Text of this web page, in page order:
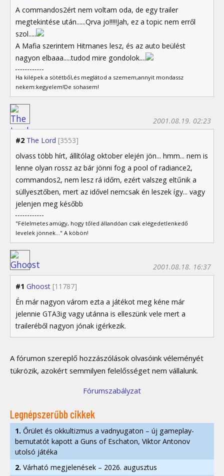
A commandos2ért nem voltam oda, de egy trailer
megtekintése után......Qrva jo!!!!!Jah, ez a topic nem erről
szol.....
A Mafia szerintem Hitmanes lesz, és az auto beülést
nagyon elbaaa.....tudod mire gondolok....
Ha kilépek a sötétből,és meglátod a szemem,annyit mondassz
nekem:kegyelem!De sohasem!
#2 The Lord [3553]
2001.08.19. 02:23
olvass több hírt, állítólag oktober elején jön... hmm... nem is
lenne olyan rossz az bár jönni fog a pool of radiance2,
commandos2, nem lesz rá időm, ezért valszeg eltűnik a
süllyesztőben, mert az idővel nemcsak én leszek így... vagy
jelenjen meg később
"Félelmetes amúgy, hogy tőled állandóan csak elégedetlenkedő
levelek jönnek..." A köbön!
#1 Ghoost [11787]
2001.08.18. 16:37
Én már nagyon várom ezta a játékot meg kéne már
jelennie GTA3ig vagy utánna is elleszünk vele mert a
traileréből nagyon jónak igérkezik.
A fórumon szereplő hozzászólások olvasóink véleményét
tükrözik, azokért semmilyen felelősséget nem vállalunk.
Fórumszabályzat
Legnépszerűbb cikkek
1. Őrület és okkultizmus a vadnyugaton – új gameplay-
bemutatót kapott a Guns of Eschaton, Viktor Antonov
utolsó játéka
2. Várható megjelenések – 2026. augusztus